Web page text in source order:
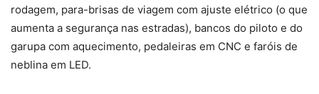
rodagem, para-brisas de viagem com ajuste elétrico (o que
aumenta a segurança nas estradas), bancos do piloto e do
garupa com aquecimento, pedaleiras em CNC e faróis de
neblina em LED.